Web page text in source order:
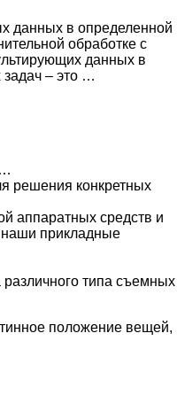
данных в определенной
обработке с
данных в
– это …
решения конкретных
аппаратных средств и
прикладные
типа съемных
положение вещей,